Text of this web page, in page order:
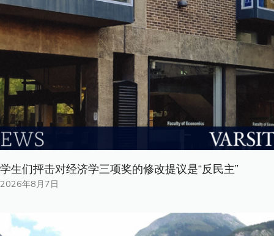
学生们抨击对经济学三项奖的修改提议是“反民主”
2026年8月7日